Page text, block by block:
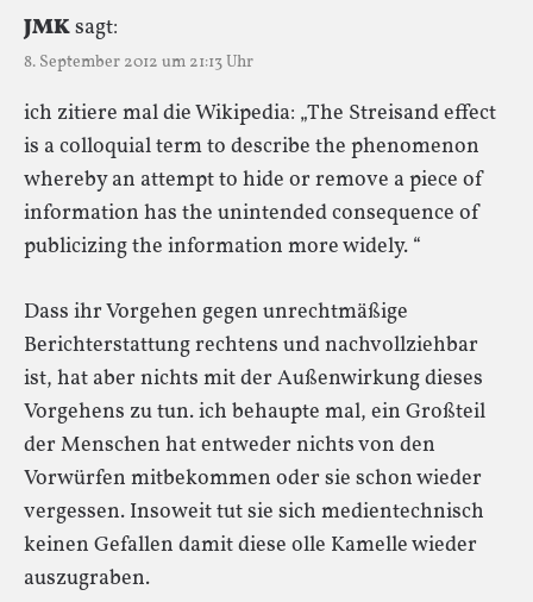
JMKsagt:
8. September 2012 um 21:13 Uhr
ich zitiere mal die Wikipedia: „The Streisand effect
is a colloquial term to describe the phenomenon
whereby an attempt to hide or remove a piece of
information has the unintended consequence of
publicizing the information more widely. “
Dass ihr Vorgehen gegen unrechtmäßige
Berichterstattung rechtens und nachvollziehbar
ist, hat aber nichts mit der Außenwirkung dieses
Vorgehens zu tun. ich behaupte mal, ein Großteil
der Menschen hat entweder nichts von den
Vorwürfen mitbekommen oder sie schon wieder
vergessen. Insoweit tut sie sich medientechnisch
keinen Gefallen damit diese olle Kamelle wieder
auszugraben.